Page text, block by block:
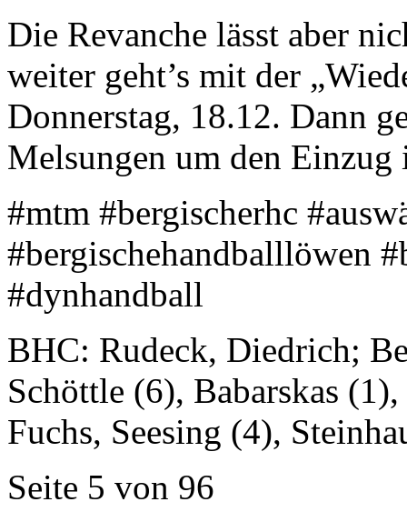
Die Revanche lässt aber
weiter geht’s mit der
Donnerstag, 18.12. Dann
Melsungen um den
#mtm #bergischerhc
#bergischehandballlöwen
#dynhandball
BHC: Rudeck, Diedrich;
Schöttle (6), Babarskas
Fuchs, Seesing (4),
Seite 5 von 96